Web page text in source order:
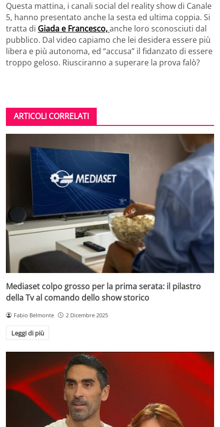
Questa mattina, i canali social del reality show di Canale
5, hanno presentato anche la sesta ed ultima coppia. Si
tratta di Giada e Francesco,anche loro sconosciuti dal
pubblico. Dal video capiamo che lei desidera essere più
libera e più autonoma, ed “accusa” il fidanzato di essere
troppo geloso. Riusciranno a superare la prova falò?
ARTICOLI CORRELATI
Mediaset colpo grosso per la prima serata: il pilastro
della Tv al comando dello show storico
Fabio Belmonte 2 Dicembre 2025
Leggi di più